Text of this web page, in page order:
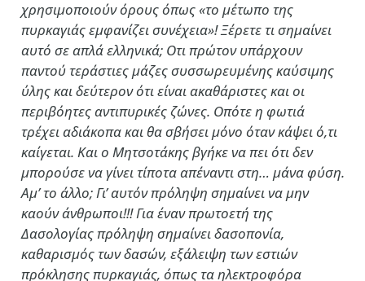
χρησιμοποιούν όρους όπως «το μέτωπο της
πυρκαγιάς εμφανίζει συνέχεια»! Ξέρετε τι σημαίνει
αυτό σε απλά ελληνικά; Οτι πρώτον υπάρχουν
παντού τεράστιες μάζες συσσωρευμένης καύσιμης
ύλης και δεύτερον ότι είναι ακαθάριστες και οι
περιβόητες αντιπυρικές ζώνες. Οπότε η φωτιά
τρέχει αδιάκοπα και θα σβήσει μόνο όταν κάψει ό,τι
καίγεται. Και ο Μητσοτάκης βγήκε να πει ότι δεν
μπορούσε να γίνει τίποτα απέναντι στη… μάνα φύση.
Αμ’ το άλλο; Γι’ αυτόν πρόληψη σημαίνει να μην
καούν άνθρωποι!!! Για έναν πρωτοετή της
Δασολογίας πρόληψη σημαίνει δασοπονία,
καθαρισμός των δασών, εξάλειψη των εστιών
πρόκλησης πυρκαγιάς, όπως τα ηλεκτροφόρα